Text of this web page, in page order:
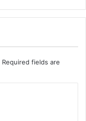
Required fields are